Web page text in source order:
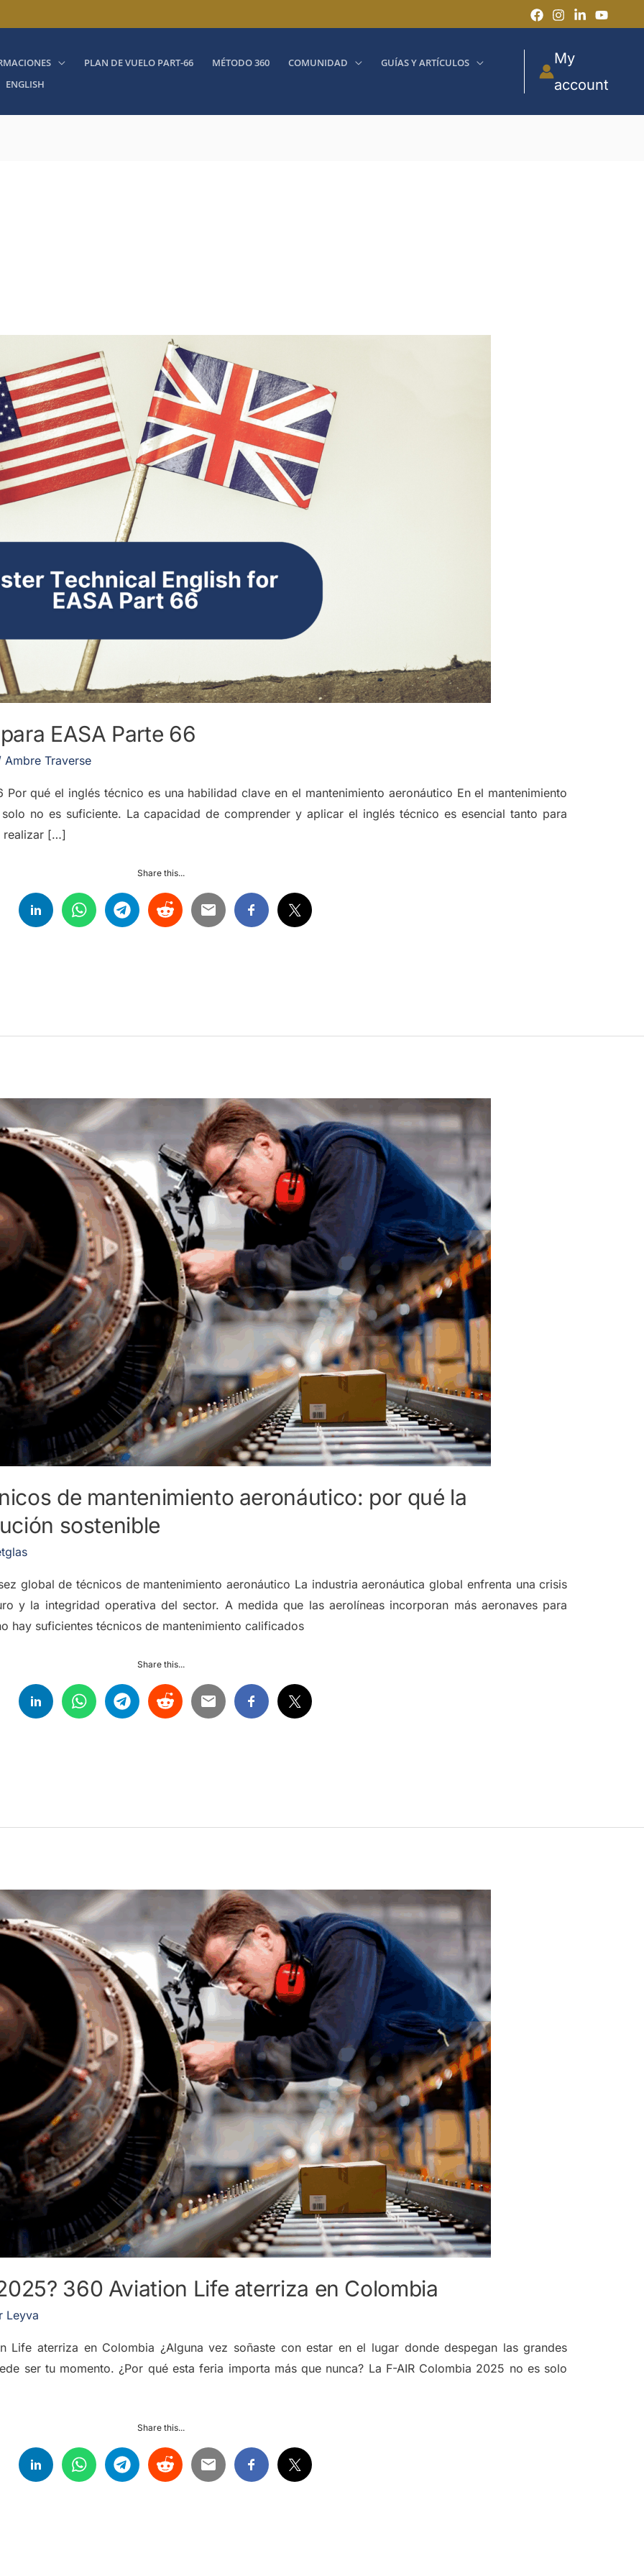
PLAN DE VUELO PART-66 MÉTODO 360 COMUNIDAD
GUÍAS Y ARTÍCULOS
ENGLISH
My
account
EASA Parte 66
Ambre Traverse
qué el inglés técnico es una habilidad clave en el mantenimiento aeronáutico En el mantenimiento
no es suficiente. La capacidad de comprender y aplicar el inglés técnico es esencial tanto para
realizar […]
Share this...
de mantenimiento aeronáutico: por qué la
sostenible
global de técnicos de mantenimiento aeronáutico La industria aeronáutica global enfrenta una crisis
y la integridad operativa del sector. A medida que las aerolíneas incorporan más aeronaves para
hay suficientes técnicos de mantenimiento calificados
Share this...
360 Aviation Life aterriza en Colombia
Leyva
Life aterriza en Colombia ¿Alguna vez soñaste con estar en el lugar donde despegan las grandes
ser tu momento. ¿Por qué esta feria importa más que nunca? La F-AIR Colombia 2025 no es solo
Share this...